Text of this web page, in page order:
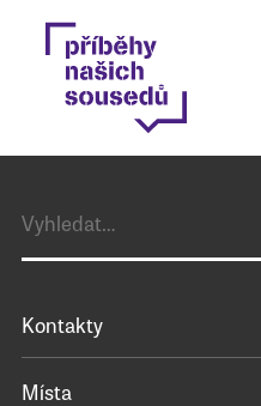
Kontakty
Místa